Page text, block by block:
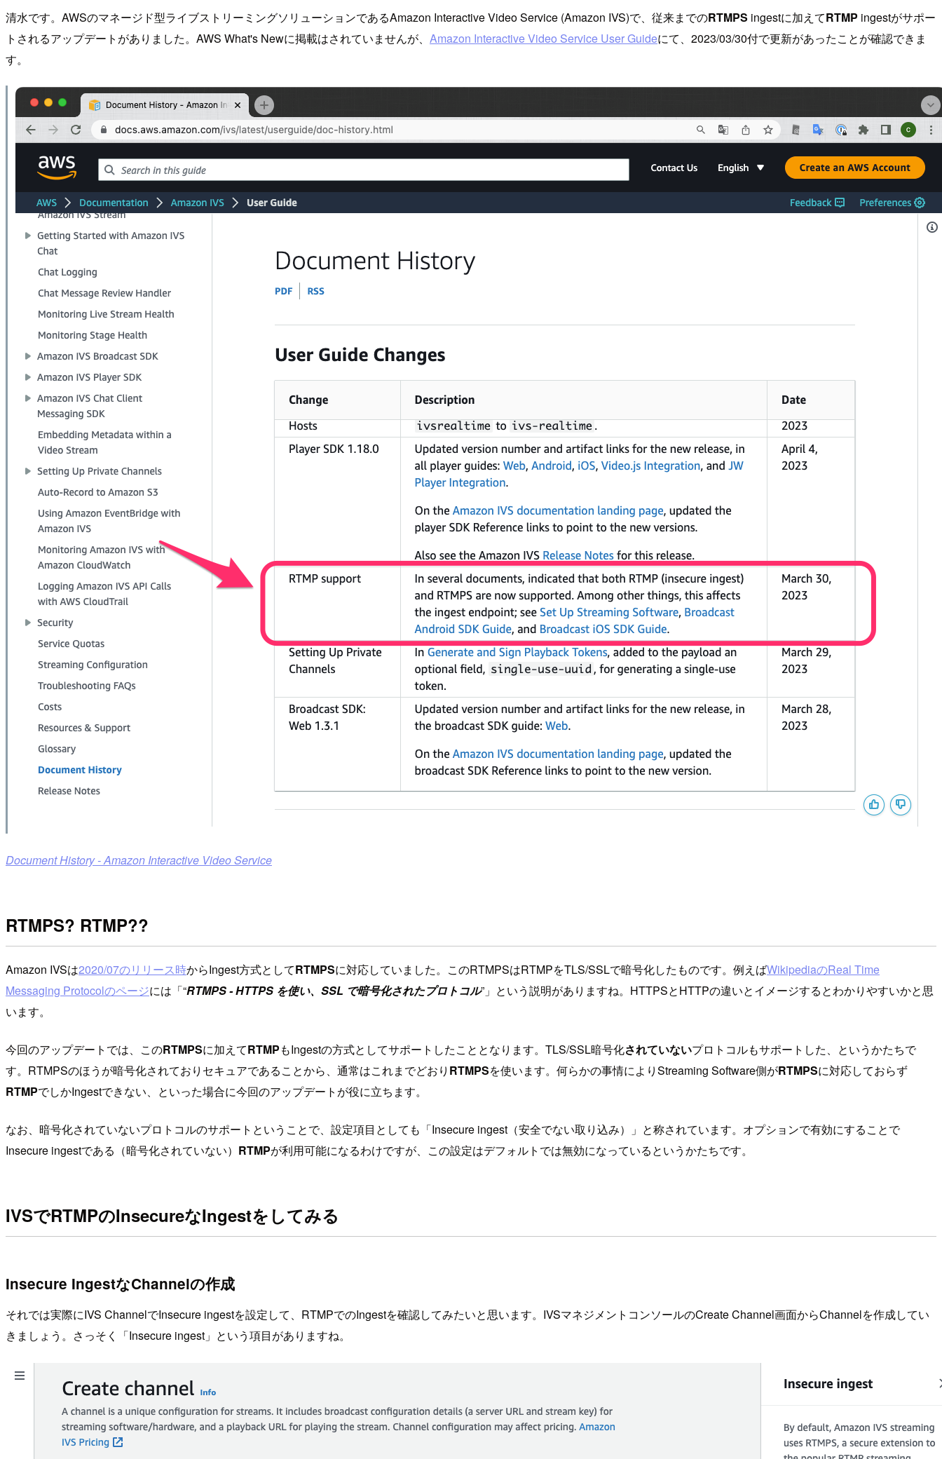
清水です。AWSのマネージド型ライブストリーミングソリューションであるAmazon Interactive Video Service (Amazon IVS)で、従来までのRTMPS ingestに加えてRTMP ingestがサポー
トされるアップデートがありました。AWS What's Newに掲載はされていませんが、 Amazon Interactive Video Service User Guideにて、2023/03/30付で更新があったことが確認できま
す。
Document History - Amazon Interactive Video Service
RTMPS? RTMP??
Amazon IVSは2020/07のリリース時からIngest方式としてRTMPSに対応していました。このRTMPSはRTMPをTLS/SSLで暗号化したものです。例えばWikipediaのReal Time
Messaging Protocolのページには「“RTMPS - HTTPS を使い、SSL で暗号化されたプロトコル”」という説明がありますね。HTTPSとHTTPの違いとイメージするとわかりやすいかと思
います。
今回のアップデートでは、このRTMPSに加えてRTMPもIngestの方式としてサポートしたこととなります。TLS/SSL暗号化されていないプロトコルもサポートした、というかたちで
す。RTMPSのほうが暗号化されておりセキュアであることから、通常はこれまでどおり RTMPSを使います。何らかの事情によりStreaming Software側がRTMPSに対応しておらず
RTMPでしかIngestできない、といった場合に今回のアップデートが役に立ちます。
なお、暗号化されていないプロトコルのサポートということで、設定項目としても「Insecure ingest（安全でない取り込み）」と称されています。オプションで有効にすることで
Insecure ingestである（暗号化されていない） RTMPが利用可能になるわけですが、この設定はデフォルトでは無効になっているというかたちです。
IVSでRTMPのInsecureなIngestをしてみる
Insecure IngestなChannelの作成
それでは実際にIVS ChannelでInsecure ingestを設定して、RTMPでのIngestを確認してみたいと思います。IVSマネジメントコンソールのCreate Channel画面からChannelを作成してい
きましょう。さっそく「Insecure ingest」という項目がありますね。